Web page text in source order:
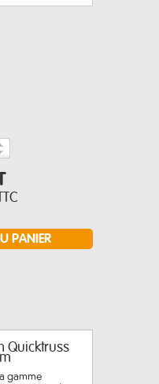
TTC
Quicktruss
gamme